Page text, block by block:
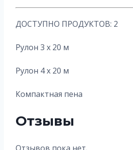
ДОСТУПНО ПРОДУКТОВ: 2
Рулон 3 x 20 м
Рулон 4 x 20 м
Компактная пена
Отзывы